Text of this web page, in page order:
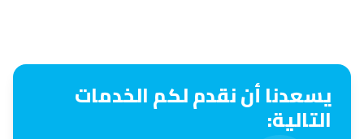
يسعدنا أن نقدم لكم الخدمات
التالية: